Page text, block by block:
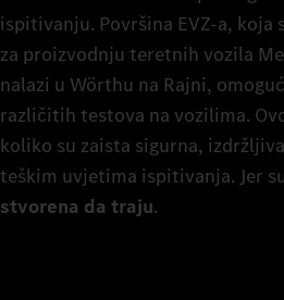
ispitivanju. Površina EVZ-a, koja
za proizvodnju teretnih vozila
nalazi u Wörthu na Rajni,
različitih testova na vozilima.
koliko su zaista sigurna,
teškim uvjetima ispitivanja. Jer
stvorena da traju.